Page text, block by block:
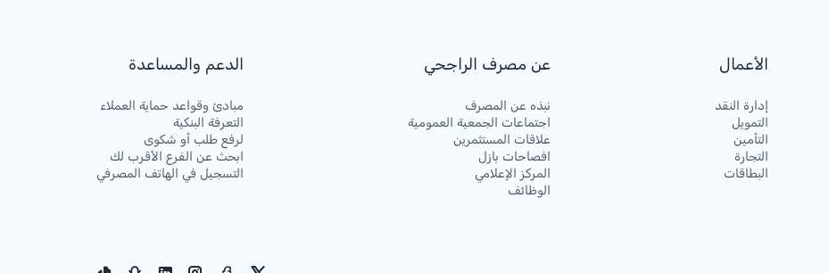
الأعمال
إدارة النقد
التمويل
التأمين
التجارة
البطاقات
عن مصرف الراجحي
نبذه عن المصرف
اجتماعات الجمعية العمومية
علاقات المستثمرين
افصاحات بازل
المركز الإعلامي
الوظائف
الدعم والمساعدة
مبادئ وقواعد حماية العملاء
التعرفة البنكية
لرفع طلب أو شكوى
ابحث عن الفرع الأقرب لك
التسجيل في الهاتف المصرفي